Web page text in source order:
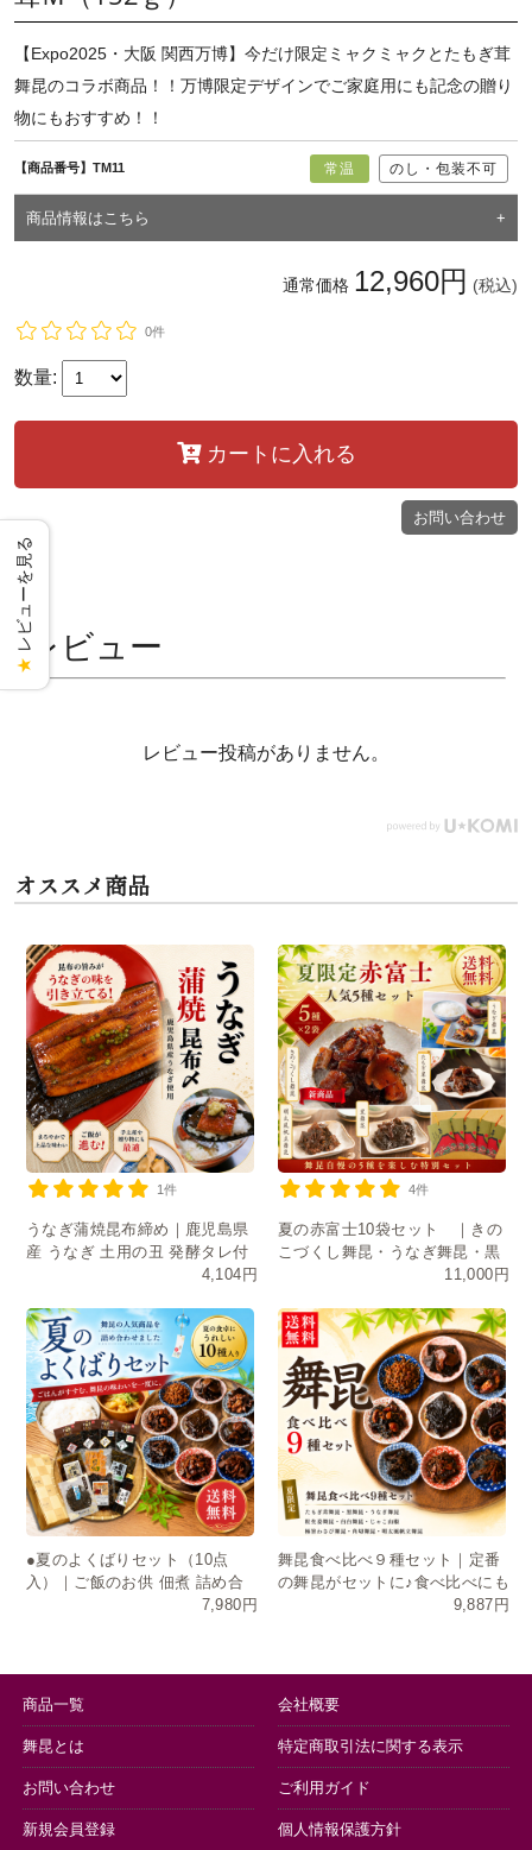
【Expo2025・大阪 関西万博】今だけ限定ミャクミャクとたもぎ茸
舞昆のコラボ商品！！万博限定デザインでご家庭用にも記念の贈り
物にもおすすめ！！
【商品番号】TM11 常温 のし・包装不可
商品情報はこちら
通常価格 12,960円 (税込)
0件
数量:
カートに入れる
お問い合わせ
レビュー
レビュー投稿がありません。
オススメ商品
うなぎ蒲焼昆布締め｜鹿児島県
産 うなぎ 土用の丑 発酵タレ付
4,104円
1件
夏の赤富士10袋セット ｜きの
こづくし舞昆・うなぎ舞昆・黒
舞昆・たもぎ茸・明太風帆立舞
11,000円
4件
●夏のよくばりセット（10点
入）｜ご飯のお供 佃煮 詰め合
わせ お中元 ギフト 送料無料
7,980円
舞昆食べ比べ９種セット｜定番
の舞昆がセットに♪食べ比べにも
9,887円
商品一覧
舞昆とは
会社概要
特定商取引法に関する表示
お問い合わせ
新規会員登録
ご利用ガイド
個人情報保護方針
★
レビューを見る